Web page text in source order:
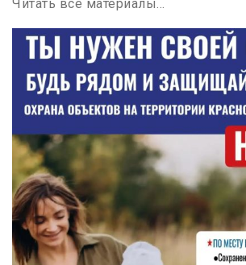
Читать все материалы…